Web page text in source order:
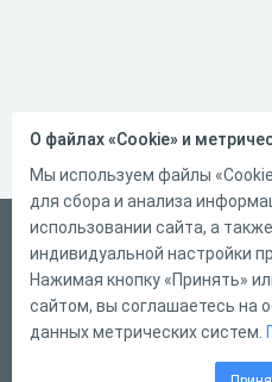
Русский
Справка
Форма обратной связи
О файлах «Cookie» и
Мы используем файлы
для сбора и анализа
использовании сайта, а
индивидуальной настройки
Нажимая кнопку «Принять»
сайтом, вы соглашаетесь на
данных метрических систем.